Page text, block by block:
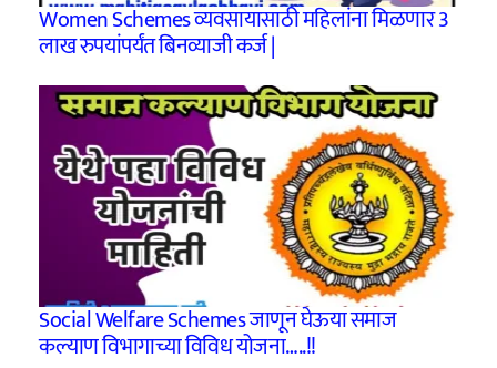
Women Schemes व्यवसायासाठी महिलांना मिळणार 3
लाख रुपयांपर्यंत बिनव्याजी कर्ज |
Social Welfare Schemes जाणून घेऊया समाज
कल्याण विभागाच्या विविध योजना…..!!